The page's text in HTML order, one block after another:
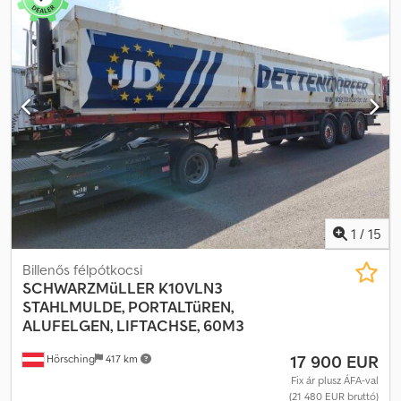
Billenő felépítmény belső magassága: 1,85 m * Saját tömeg: 6600
kg – Össztömeg: 34000 kg * Rakodóképesség: 27400 kg –
Tengelytáv: 4500/1325/1325 mm Dcedpszrklrofx Aa Dok * A
megadott adatok tájékoztató jellegűek, a pontosságért nem
vállalunk felelősséget. * A hiba és az előzetes értékesítés jogát
fenntartjuk.
1 / 15
Hörsching 417 km
Billenős félpótkocsi
SCHWARZMüLLER K10VLN3
STAHLMULDE, PORTALTüREN,
ALUFELGEN, LIFTACHSE, 60M3
17 900 EUR
Fix ár plusz ÁFA-val
(21 480 EUR bruttó)